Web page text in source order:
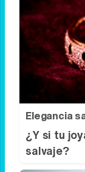
Señales de
¿Te
señales lo